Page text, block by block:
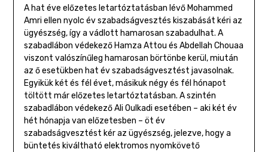
A hat éve előzetes letartóztatásban lévő Mohammed
Amri ellen nyolc év szabadságvesztés kiszabását kéri az
ügyészség, így a vádlott hamarosan szabadulhat. A
szabadlábon védekező Hamza Attou és Abdellah Chouaa
viszont valószínűleg hamarosan börtönbe kerül, miután
az ő esetükben hat év szabadságvesztést javasolnak.
Egyikük két és fél évet, másikuk négy és fél hónapot
töltött már előzetes letartóztatásban. A szintén
szabadlábon védekező Ali Oulkadi esetében – aki két év
hét hónapja van előzetesben – öt év
szabadságvesztést kér az ügyészség, jelezve, hogy a
büntetés kiváltható elektromos nyomkövető